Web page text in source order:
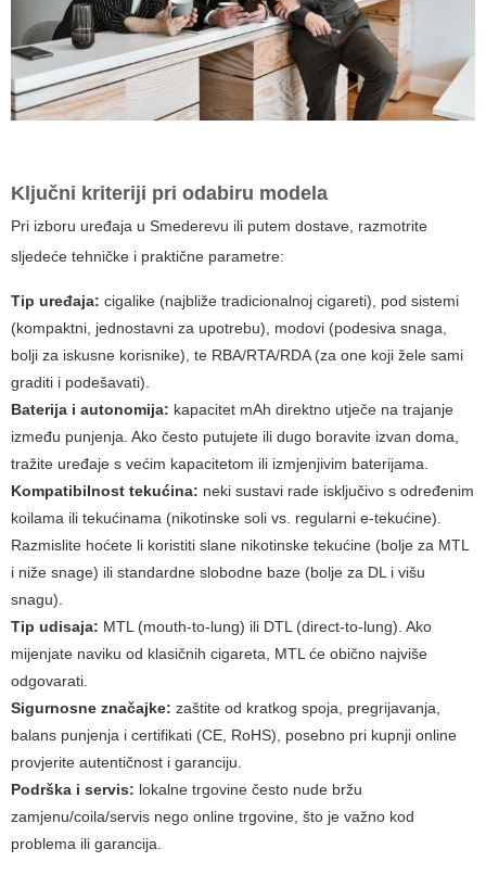
Ključni kriteriji pri odabiru modela
Pri izboru uređaja u Smederevu ili putem dostave, razmotrite
sljedeće tehničke i praktične parametre:
Tip uređaja: cigalike (najbliže tradicionalnoj cigareti), pod sistemi
(kompaktni, jednostavni za upotrebu), modovi (podesiva snaga,
bolji za iskusne korisnike), te RBA/RTA/RDA (za one koji žele sami
graditi i podešavati).
Baterija i autonomija: kapacitet mAh direktno utječe na trajanje
između punjenja. Ako često putujete ili dugo boravite izvan doma,
tražite uređaje s većim kapacitetom ili izmjenjivim baterijama.
Kompatibilnost tekućina: neki sustavi rade isključivo s određenim
koilama ili tekućinama (nikotinske soli vs. regularni e-tekućine).
Razmislite hoćete li koristiti slane nikotinske tekućine (bolje za MTL
i niže snage) ili standardne slobodne baze (bolje za DL i višu
snagu).
Tip udisaja: MTL (mouth-to-lung) ili DTL (direct-to-lung). Ako
mijenjate naviku od klasičnih cigareta, MTL će obično najviše
odgovarati.
Sigurnosne značajke: zaštite od kratkog spoja, pregrijavanja,
balans punjenja i certifikati (CE, RoHS), posebno pri kupnji online
provjerite autentičnost i garanciju.
Podrška i servis: lokalne trgovine često nude bržu
zamjenu/coila/servis nego online trgovine, što je važno kod
problema ili garancija.